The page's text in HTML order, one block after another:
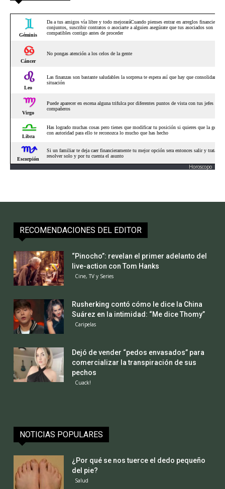
Horoscopo
RECOMENDACIONES DEL EDITOR
“Pinocho”: revelan el primer adelanto del
live-action con Tom Hanks
Cine, TV y Series
Rusherking contó cómo le dice la China
Suárez en la intimidad: “Me dice Thomy”
Caripelas
Dejó de vender “pedos envasados” para
comercializar la transpiración de sus
pechos
Cuack!
NOTICIAS POPULARES
¿Por qué se nos tuerce el dedo pequeño
del pie?
Salud